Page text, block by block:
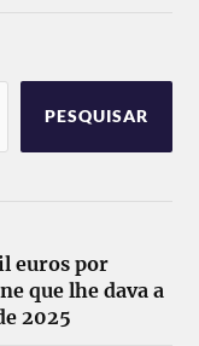
PESQUISAR
euros por
que lhe dava a
2025